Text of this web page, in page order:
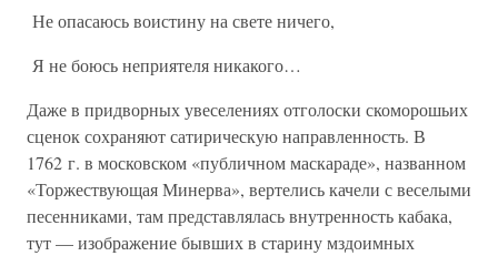
Не опасаюсь воистину на свете ничего,
Я не боюсь неприятеля никакого…
Даже в придворных увеселениях отголоски скоморошьих
сценок сохраняют сатирическую направленность. В
1762 г. в московском «публичном маскараде», названном
«Торжествующая Минерва», вертелись качели с веселыми
песенниками, там представлялась внутренность кабака,
тут — изображение бывших в старину мздоимных